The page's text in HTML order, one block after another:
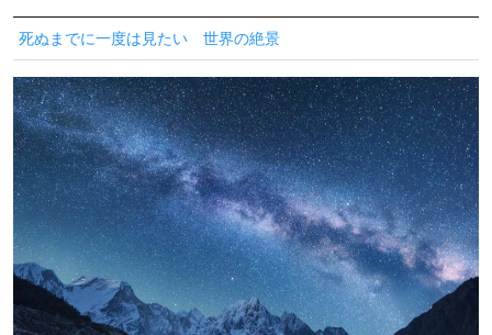
死ぬまでに一度は見たい 世界の絶景